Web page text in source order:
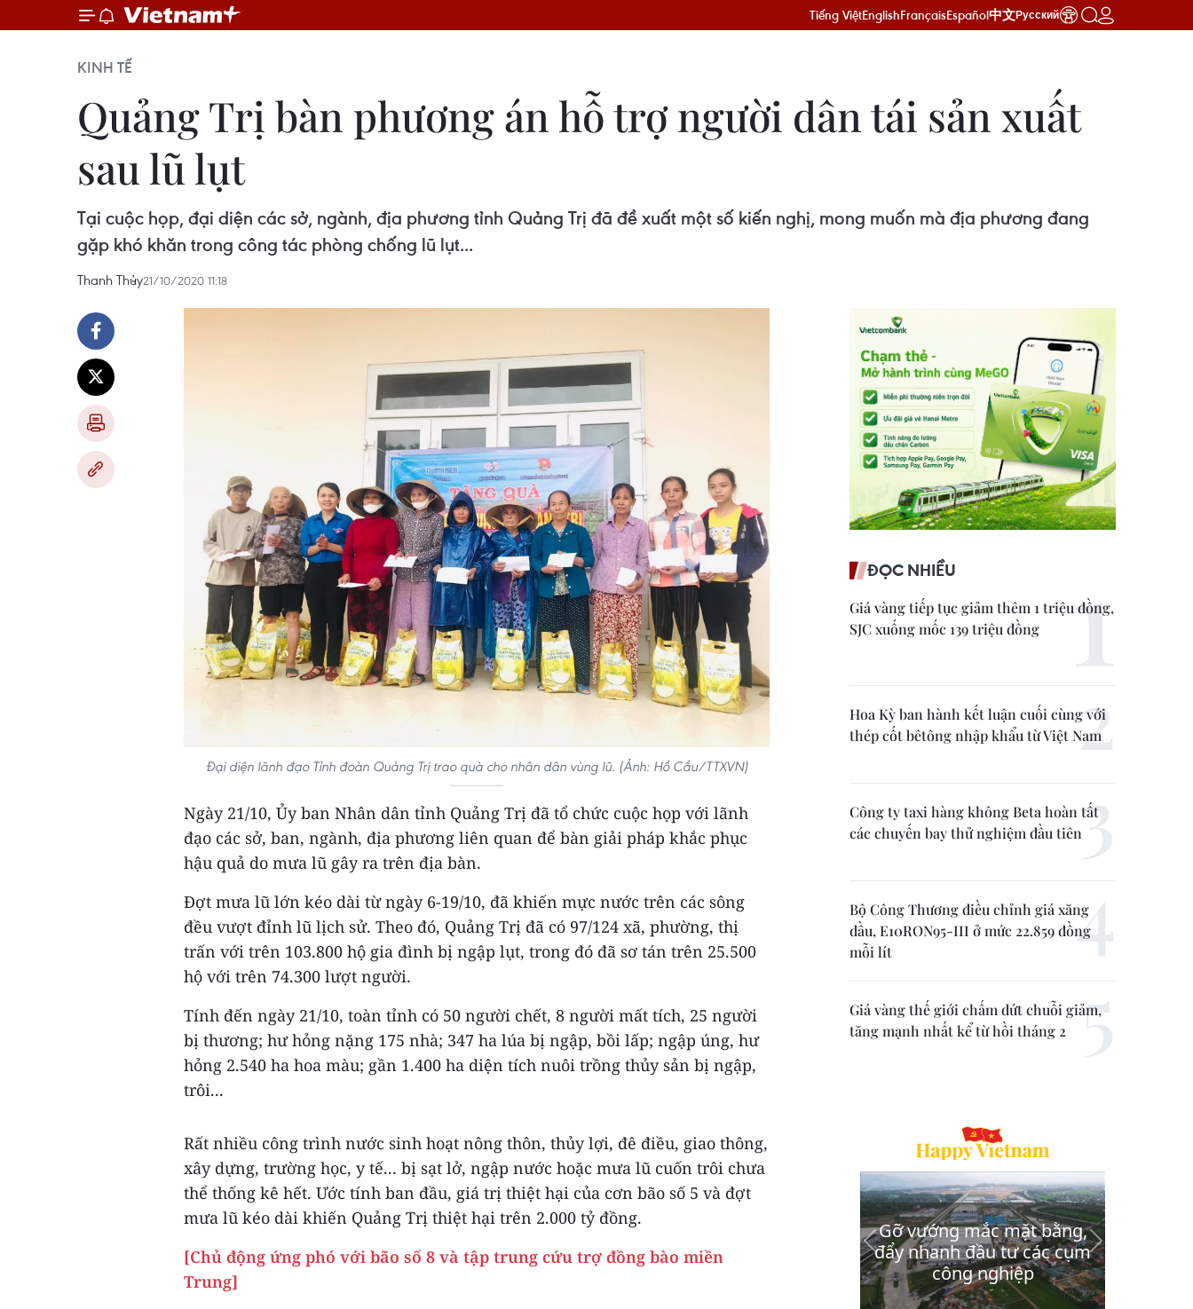
Tiếng ViệtEnglishFrançaisEspañol中文Русский
KINH TẾ
Quảng Trị bàn phương án hỗ trợ người dân tái sản xuất
sau lũ lụt
Tại cuộc họp, đại diện các sở, ngành, địa phương tỉnh Quảng Trị đã đề xuất một số kiến nghị, mong muốn mà địa phương đang
gặp khó khăn trong công tác phòng chống lũ lụt...
Thanh Thủy21/10/2020 11:18
Đại diện lãnh đạo Tỉnh đoàn Quảng Trị trao quà cho nhân dân vùng lũ. (Ảnh: Hồ Cầu/TTXVN)
Ngày 21/10, Ủy ban Nhân dân tỉnh Quảng Trị đã tổ chức cuộc họp với lãnh
đạo các sở, ban, ngành, địa phương liên quan để bàn giải pháp khắc phục
hậu quả do mưa lũ gây ra trên địa bàn.
Đợt mưa lũ lớn kéo dài từ ngày 6-19/10, đã khiến mực nước trên các sông
đều vượt đỉnh lũ lịch sử. Theo đó, Quảng Trị đã có 97/124 xã, phường, thị
trấn với trên 103.800 hộ gia đình bị ngập lụt, trong đó đã sơ tán trên 25.500
hộ với trên 74.300 lượt người.
Tính đến ngày 21/10, toàn tỉnh có 50 người chết, 8 người mất tích, 25 người
bị thương; hư hỏng nặng 175 nhà; 347 ha lúa bị ngập, bồi lấp; ngập úng, hư
hỏng 2.540 ha hoa màu; gần 1.400 ha diện tích nuôi trồng thủy sản bị ngập,
trôi...
Rất nhiều công trình nước sinh hoạt nông thôn, thủy lợi, đê điều, giao thông,
xây dựng, trường học, y tế... bị sạt lở, ngập nước hoặc mưa lũ cuốn trôi chưa
thể thống kê hết. Ước tính ban đầu, giá trị thiệt hại của cơn bão số 5 và đợt
mưa lũ kéo dài khiến Quảng Trị thiệt hại trên 2.000 tỷ đồng.
[Chủ động ứng phó với bão số 8 và tập trung cứu trợ đồng bào miền
Trung]
ĐỌC NHIỀU
Giá vàng tiếp tục giảm thêm 1 triệu đồng,
SJC xuống mốc 139 triệu đồng
Hoa Kỳ ban hành kết luận cuối cùng với
thép cốt bêtông nhập khẩu từ Việt Nam
Công ty taxi hàng không Beta hoàn tất
các chuyến bay thử nghiệm đầu tiên
Bộ Công Thương điều chỉnh giá xăng
dầu, E10RON95-III ở mức 22.859 đồng
mỗi lít
Giá vàng thế giới chấm dứt chuỗi giảm,
tăng mạnh nhất kể từ hồi tháng 2